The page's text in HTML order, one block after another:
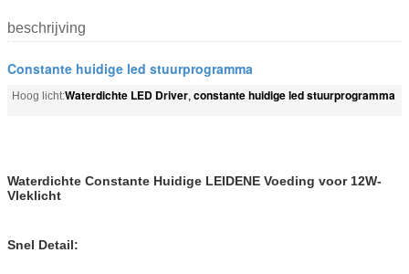
beschrijving
Constante huidige led stuurprogramma
Hoog licht:Waterdichte LED Driver, constante huidige led stuurprogramma
Waterdichte Constante Huidige LEIDENE Voeding voor 12W-
Vleklicht
Snel Detail: